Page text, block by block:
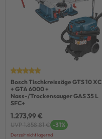
Bosch Tischkreissäge GTS 10 XC
+ GTA 6000 +
Nass-/Trockensauger GAS 35 L
SFC+
1.273,99 €
UVP 1.858,81 € -31%
Derzeit nicht lagernd